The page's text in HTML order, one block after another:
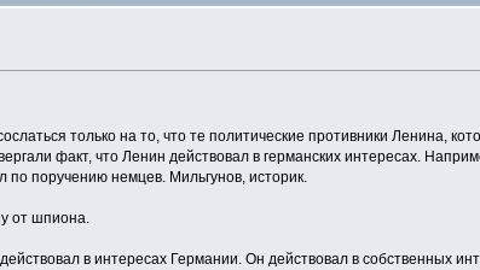
только на то, что те политические противники Ленина,
факт, что Ленин действовал в германских интересах.
по поручению немцев. Мильгунов, историк.
от шпиона.
в интересах Германии. Он действовал в собственных